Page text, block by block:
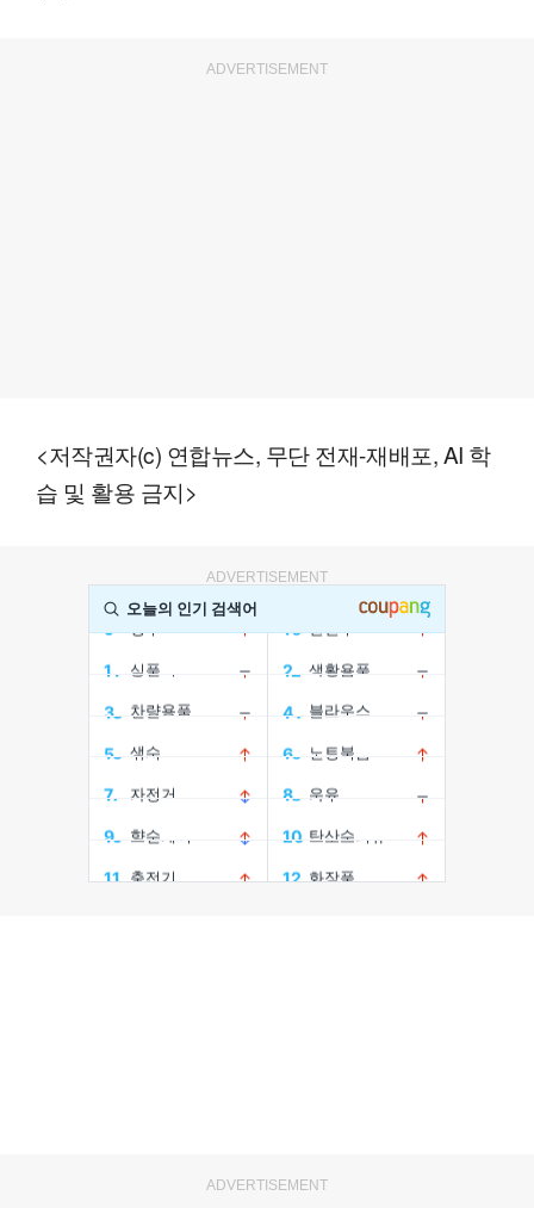
ADVERTISEMENT
<저작권자(c) 연합뉴스, 무단 전재-재배포, AI 학
습 및 활용 금지>
ADVERTISEMENT
ADVERTISEMENT